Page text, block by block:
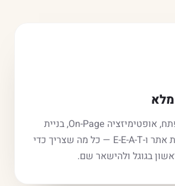
מחקר מילות מפתח, אופטימיזציה On-Page, בניית
קישורים, מהירות אתר ו-E-E-A-T — כל מה שצריך כדי
בגוגל ולהישאר שם.